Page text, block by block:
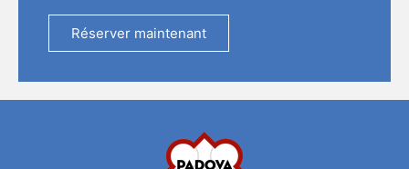
Réserver maintenant